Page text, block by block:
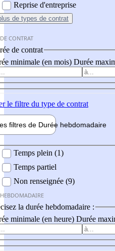
Reprise d'entreprise
de types de contrat
CONTRAT
de contrat
minimale (en mois) Durée
le filtre du type de contrat
filtres de Durée hebdomadaire
Temps plein (1)
Temps partiel
Non renseignée (9)
la durée hebdomadaire :
minimale (en heure) Durée